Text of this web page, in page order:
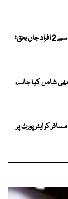
بارشوں کی تباہی؛ قصور میں چھتیں گرنے سے 2 افراد جاں بحق؛
شامل کیا جائے،
کو ایئرپورٹ پر